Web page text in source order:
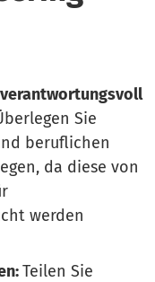
Sie
beruflichen
da diese von
werden
Teilen Sie